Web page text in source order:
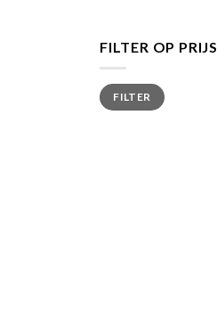
FILTER OP PRIJS
Min.
prijs
Max.
prijsFILTER